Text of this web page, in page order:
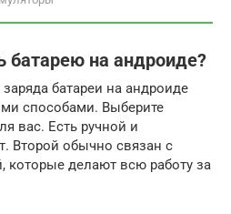
батарею на андроиде?
батареи на андроиде
способами. Выберите
вас. Есть ручной и
Второй обычно связан с
которые делают всю работу за